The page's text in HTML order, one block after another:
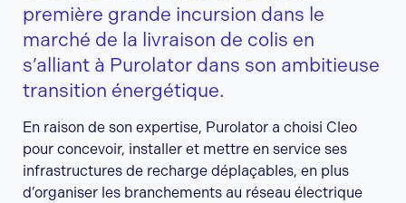
première grande incursion dans le
marché de la livraison de colis en
s’alliant à Purolator dans son ambitieuse
transition énergétique.
En raison de son expertise, Purolator a choisi Cleo
pour concevoir, installer et mettre en service ses
infrastructures de recharge déplaçables, en plus
d’organiser les branchements au réseau électrique